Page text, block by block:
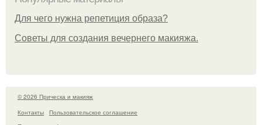
Для чего нужна репетиция образа?
Советы для создания вечернего макияжа.
© 2026 Прическа и макияж
Контакты
Пользовательское соглашение